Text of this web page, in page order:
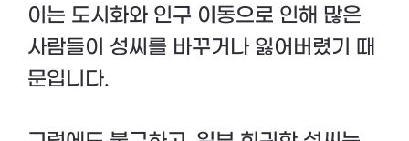
이는 도시화와 인구 이동으로 인해 많은
사람들이 성씨를 바꾸거나 잃어버렸기 때
문입니다.